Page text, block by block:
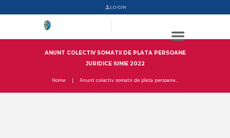
LOGIN
ANUNT COLECTIV SOMATII DE PLATA PERSOANE
JURIDICE IUNIE 2022
Home Anunt colectiv somatii de plata persoane...